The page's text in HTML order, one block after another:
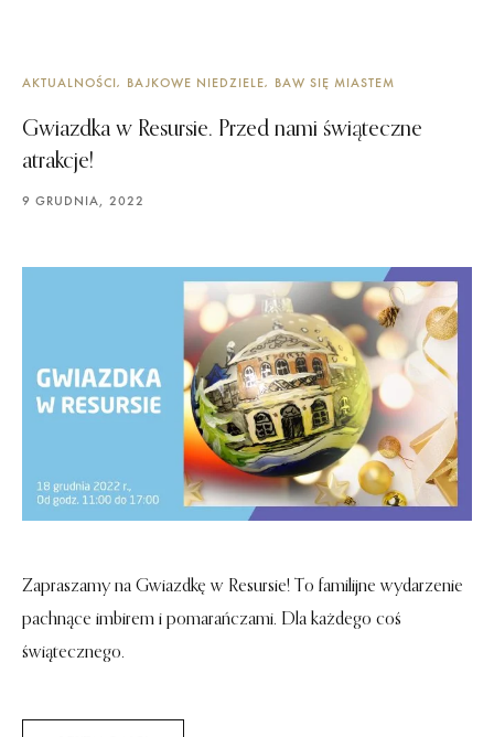
AKTUALNOŚCI BAJKOWE NIEDZIELE BAW SIĘ MIASTEM
Gwiazdka w Resursie. Przed nami świąteczne
atrakcje!
9 GRUDNIA, 2022
Zapraszamy na Gwiazdkę w Resursie! To familijne wydarzenie
pachnące imbirem i pomarańczami. Dla każdego coś
świątecznego.